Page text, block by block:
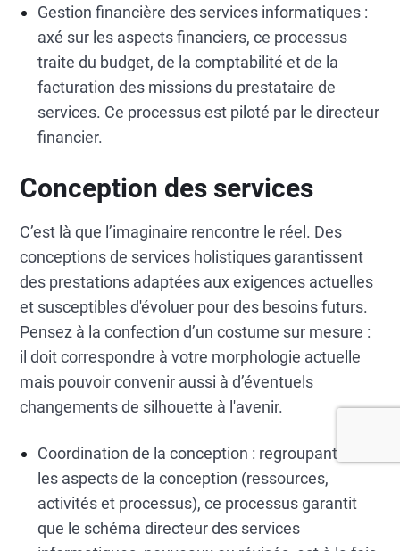
Gestion financière des services informatiques :
axé sur les aspects financiers, ce processus
traite du budget, de la comptabilité et de la
facturation des missions du prestataire de
services. Ce processus est piloté par le directeur
financier.
Conception des services
C’est là que l’imaginaire rencontre le réel. Des
conceptions de services holistiques garantissent
des prestations adaptées aux exigences actuelles
et susceptibles d'évoluer pour des besoins futurs.
Pensez à la confection d’un costume sur mesure :
il doit correspondre à votre morphologie actuelle
mais pouvoir convenir aussi à d’éventuels
changements de silhouette à l'avenir.
Coordination de la conception : regroupant tous
les aspects de la conception (ressources,
activités et processus), ce processus garantit
que le schéma directeur des services